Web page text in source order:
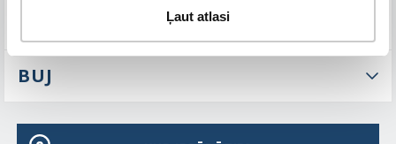
Ļaut atlasi
TEHNISKIE PARAMETRI
BUJ